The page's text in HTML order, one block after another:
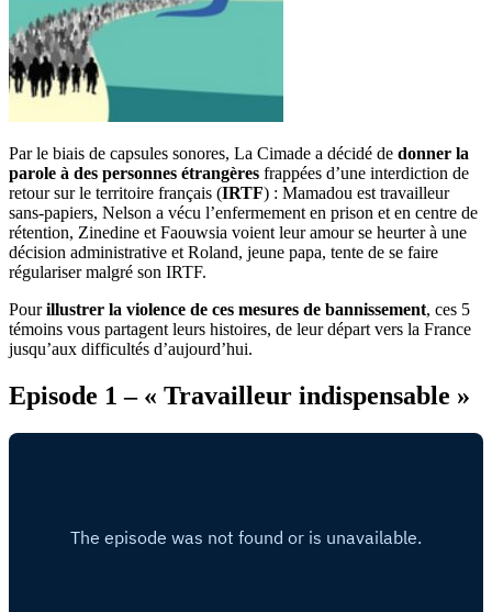
Par le biais de capsules sonores, La Cimade a décidé de donner la
parole à des personnes étrangères frappées d’une interdiction de
retour sur le territoire français (IRTF) : Mamadou est travailleur
sans-papiers, Nelson a vécu l’enfermement en prison et en centre de
rétention, Zinedine et Faouwsia voient leur amour se heurter à une
décision administrative et Roland, jeune papa, tente de se faire
régulariser malgré son IRTF.
Pourillustrer la violence de ces mesures de bannissement, ces 5
témoins vous partagent leurs histoires, de leur départ vers la France
jusqu’aux difficultés d’aujourd’hui.
Episode 1 – « Travailleur indispensable »